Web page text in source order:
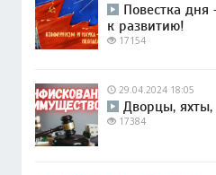
Повестка дня
к развитию!
17154
29.04.2024 18:05
Дворцы, яхты,
17384